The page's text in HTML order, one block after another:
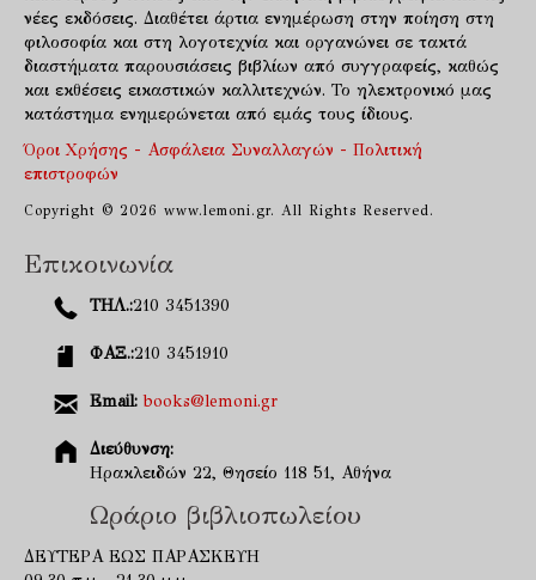
νέες εκδόσεις. Διαθέτει άρτια ενημέρωση στην ποίηση στη
φιλοσοφία και στη λογοτεχνία και οργανώνει σε τακτά
διαστήματα παρουσιάσεις βιβλίων από συγγραφείς, καθώς
και εκθέσεις εικαστικών καλλιτεχνών. Το ηλεκτρονικό μας
κατάστημα ενημερώνεται από εμάς τους ίδιους.
Όροι Χρήσης - Ασφάλεια Συναλλαγών - Πολιτική
επιστροφών
Copyright © 2026 www.lemoni.gr. All Rights Reserved.
Επικοινωνία
ΤΗΛ.:210 3451390
ΦΑΞ.:210 3451910
Email: books@lemoni.gr
Διεύθυνση:
Ηρακλειδών 22, Θησείο 118 51, Αθήνα
Ωράριο βιβλιοπωλείου
ΔΕΥΤΕΡΑ ΕΩΣ ΠΑΡΑΣΚΕΥΗ